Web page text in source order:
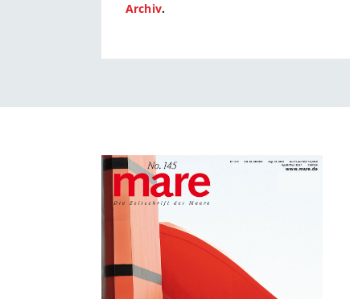
Archiv.